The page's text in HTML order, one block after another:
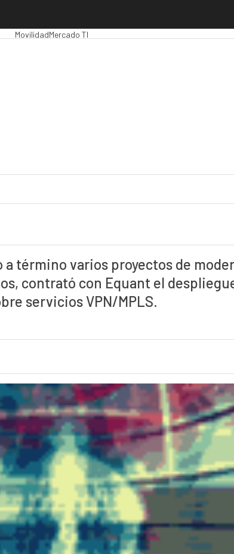
MovilidadMercado TI
a término varios proyectos de
contrató con Equant el
servicios VPN/MPLS.